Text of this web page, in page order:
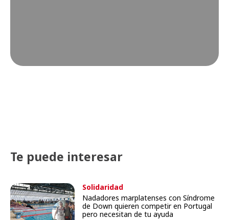
Te puede interesar
Solidaridad
Nadadores marplatenses con Síndrome
de Down quieren competir en Portugal
pero necesitan de tu ayuda